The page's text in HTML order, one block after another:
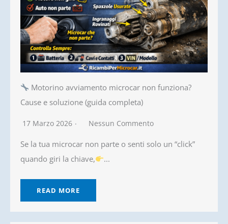
Motorino avviamento microcar non funziona?
Cause e soluzione (guida completa)
17 Marzo 2026 Nessun Commento
Se la tua microcar non parte o senti solo un “click”
quando giri la chiave,
...
READ MORE